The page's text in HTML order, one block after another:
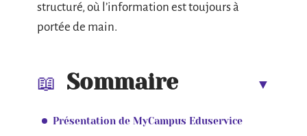
structuré, où l’information est toujours à
portée de main.
Sommaire
Présentation de MyCampus Eduservice